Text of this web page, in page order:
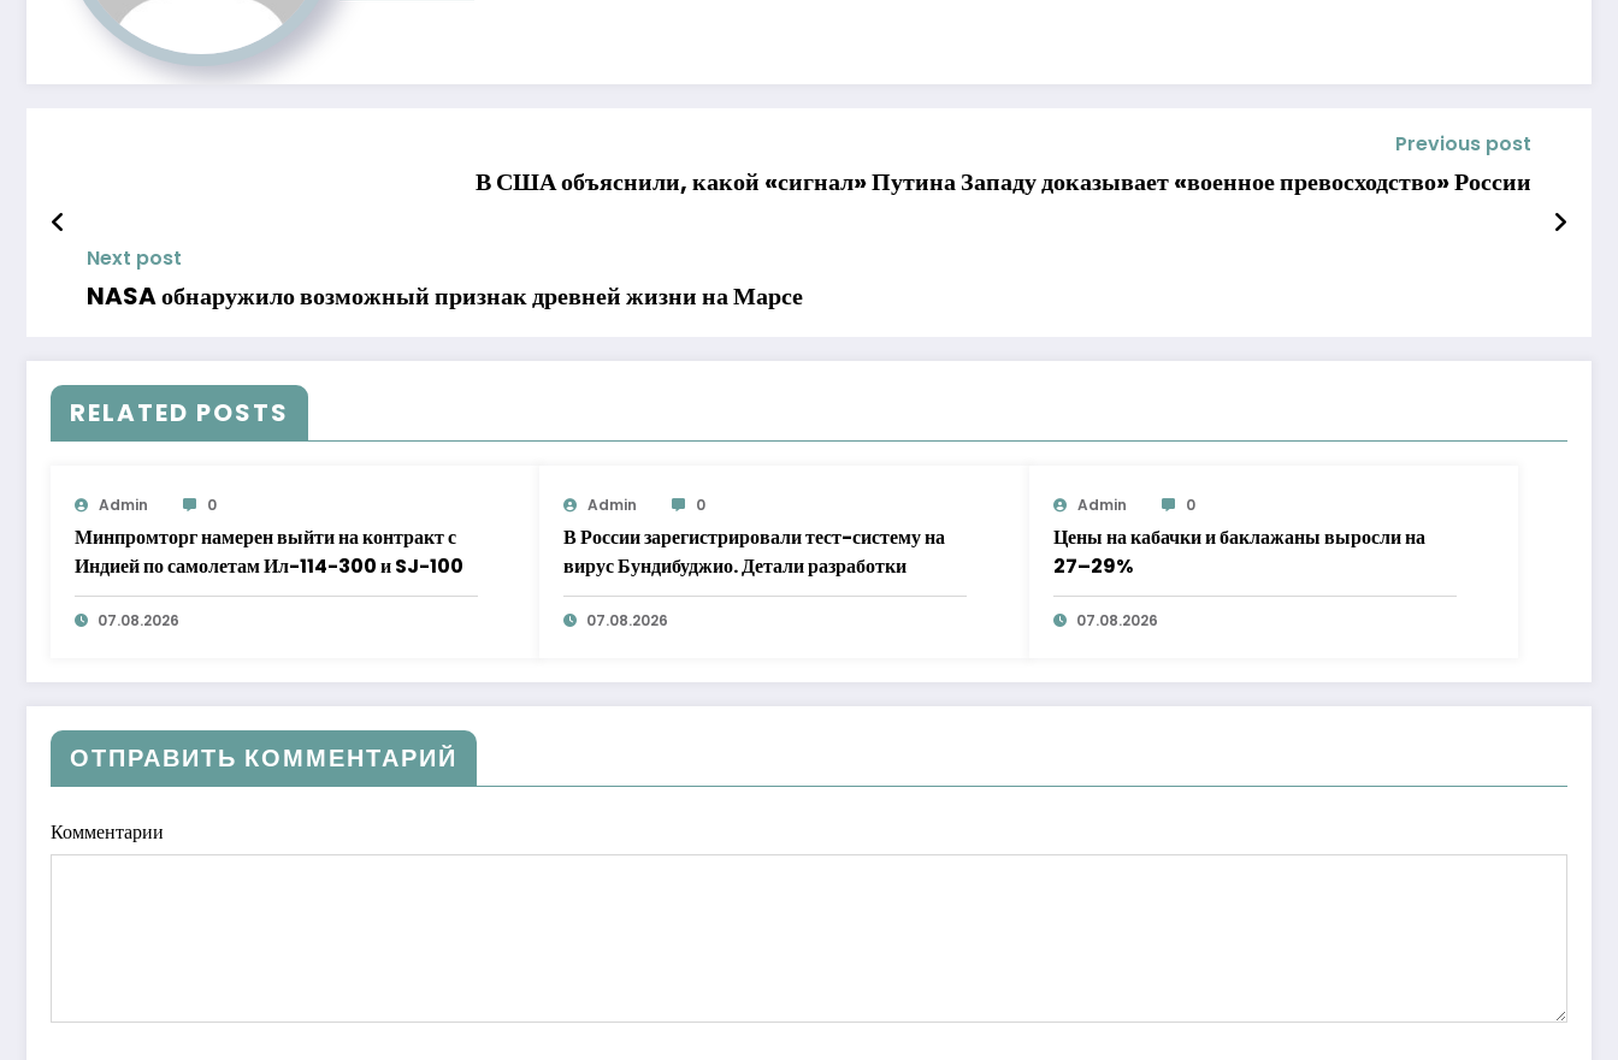
Previous post
В США объяснили, какой «сигнал» Путина Западу доказывает «военное превосходство» России
Next post
NASA обнаружило возможный признак древней жизни на Марсе
RELATED POSTS
Admin 0
Минпромторг намерен выйти на контракт с
Индией по самолетам Ил-114-300 и SJ-100
07.08.2026
Admin 0
В России зарегистрировали тест-систему на
вирус Бундибуджио. Детали разработки
07.08.2026
Admin 0
Цены на кабачки и баклажаны выросли на
27–29%
07.08.2026
ОТПРАВИТЬ КОММЕНТАРИЙ
Комментарии